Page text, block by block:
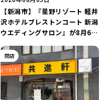
【新潟市】『星野リゾート 軽井
沢ホテルブレストンコート 新潟
ウエディングサロン』が8月6日
グを万代で相談しよう♪
閉店